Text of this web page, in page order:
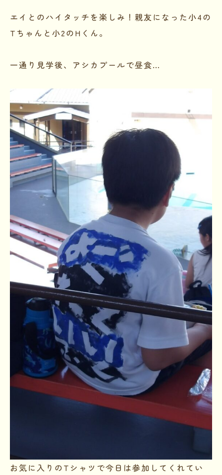
エイとのハイタッチを楽しみ！親友になった小4の
Tちゃんと小2のHくん。
一通り見学後、アシカプールで昼食…
お気に入りのTシャツで今日は参加してくれてい